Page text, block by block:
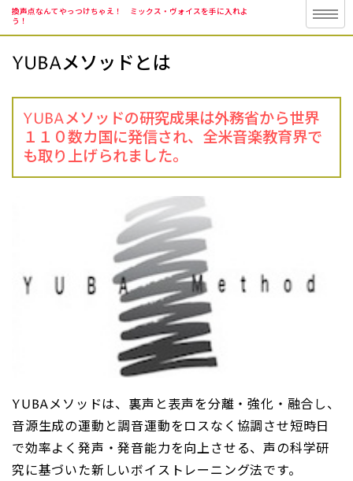
換声点なんてやっつけちゃえ！ ミックス・ヴォイスを手に入れよ
う！
YUBAメソッドとは
YUBAメソッドの研究成果は外務省から世界
１１０数カ国に発信され、全米音楽教育界で
も取り上げられました。
YUBAメソッドは、裏声と表声を分離・強化・融合し、
音源生成の運動と調音運動をロスなく協調させ短時日
で効率よく発声・発音能力を向上させる、声の科学研
究に基づいた新しいボイストレーニング法です。